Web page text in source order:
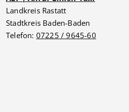
Landkreis Rastatt
Stadtkreis Baden-Baden
Telefon: 07225 / 9645-60